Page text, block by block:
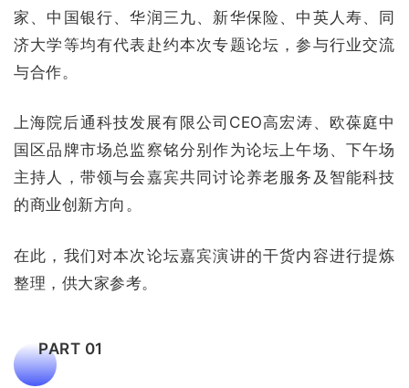
家、中国银行、华润三九、新华保险、中英人寿、同
济大学等均有代表赴约本次专题论坛，参与行业交流
与合作。
上海院后通科技发展有限公司CEO高宏涛、欧葆庭中
国区品牌市场总监察铭分别作为论坛上午场、下午场
主持人，带领与会嘉宾共同讨论养老服务及智能科技
的商业创新方向。
在此，我们对本次论坛嘉宾演讲的干货内容进行提炼
整理，供大家参考。
PART 01